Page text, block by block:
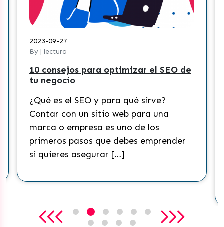
2023-09-27
By | lectura
10 consejos para optimizar el SEO de
tu negocio
¿Qué es el SEO y para qué sirve?
Contar con un sitio web para una
marca o empresa es uno de los
primeros pasos que debes emprender
si quieres asegurar […]